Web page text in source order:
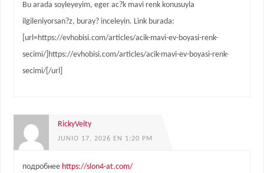
Bu arada soyleyeyim, eger ac?k mavi renk konusuyla
ilgileniyorsan?z, buray? inceleyin. Link burada:
[url=https://evhobisi.com/articles/acik-mavi-ev-boyasi-renk-
secimi/]https://evhobisi.com/articles/acik-mavi-ev-boyasi-renk-
secimi/[/url]
RickyVeity
JUNIO 17, 2026 EN 1:20 PM
подробнее https://slon4-at.com/